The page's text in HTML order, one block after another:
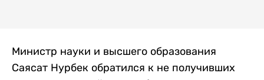
Министр науки и высшего образования
Саясат Нурбек обратился к не получивших